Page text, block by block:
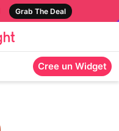
Grab The Deal
Cree un Widget